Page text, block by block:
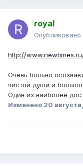
royal
Опубликовано
http://
Очень больно
чистой души и
Один из наиболее
Изменено 20